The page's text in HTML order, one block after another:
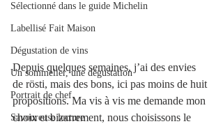
Sélectionné dans le guide Michelin
Labellisé Fait Maison
Dégustation de vins
Un sommelier, une dégustation
Portrait de chef
Savoureuse lecture
Depuis quelques semaines, j’ai des envies
de rösti, mais des bons, ici pas moins de huit
propositions. Ma vis à vis me demande mon
choix et bizarrement, nous choisissons le